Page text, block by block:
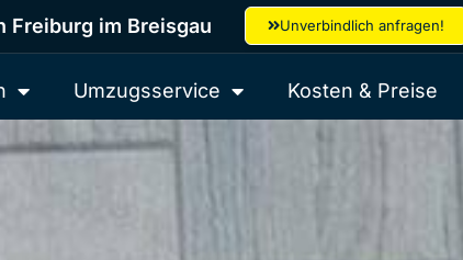
Freiburg im Breisgau Unverbindlich anfragen!
Umzugsservice Kosten & Preise